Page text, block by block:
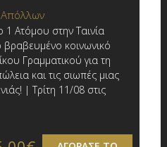
1 Ατόμου στην Ταινία
βραβευμένο κοινωνικό
Γραμματικού για τη
και τις σιωπές μιας
| Τρίτη 11/08 στις